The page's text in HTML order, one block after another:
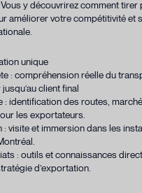
y découvrirez comment tirer
améliorer votre compétitivité et
unique
: compréhension réelle du
client final
: identification des routes,
les exportateurs.
: visite et immersion dans les
: outils et connaissances
d’exportation.